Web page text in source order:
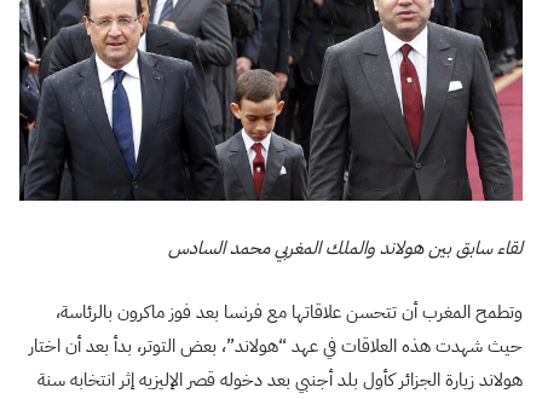
لقاء سابق بين هولاند والملك المغربي محمد السادس
وتطمح المغرب أن تتحسن علاقاتها مع فرنسا بعد فوز ماكرون بالرئاسة،
حيث شهدت هذه العلاقات في عهد “هولاند”، بعض التوتر، بدأ بعد أن اختار
هولاند زيارة الجزائر كأول بلد أجنبي بعد دخوله قصر الإليزيه إثر انتخابه سنة